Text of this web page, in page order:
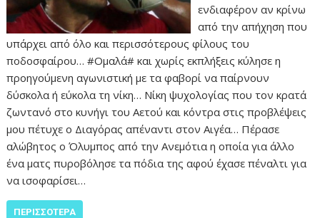
ενδιαφέρον αν κρίνω
από την απήχηση που
υπάρχει από όλο και περισσότερους φίλους του
ποδοσφαίρου… #Ομαλά# και χωρίς εκπλήξεις κύλησε η
προηγούμενη αγωνιστική με τα φαβορί να παίρνουν
δύσκολα ή εύκολα τη νίκη… Νίκη ψυχολογίας που τον κρατά
ζωντανό στο κυνήγι του Αετού και κόντρα στις προβλέψεις
μου πέτυχε ο Διαγόρας απέναντι στον Αιγέα… Πέρασε
αλώβητος ο Όλυμπος από την Ανεμότια η οποία για άλλο
ένα ματς πυροβόλησε τα πόδια της αφού έχασε πέναλτι για
να ισοφαρίσει…
ΠΕΡΙΣΣΌΤΕΡΑ